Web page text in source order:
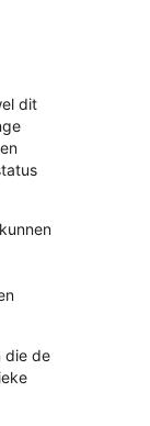
dit
die de